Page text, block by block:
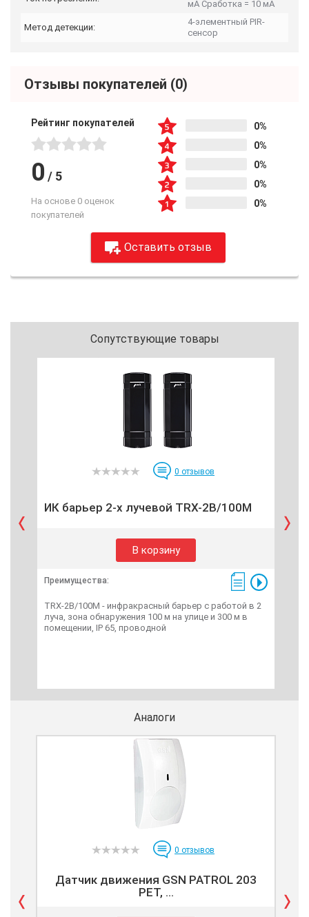
мА Сработка = 10 мА
Метод детекции:
4-элементный PIR-
сенсор
Отзывы покупателей (0)
Рейтинг покупателей
0 / 5
На основе 0 оценок
покупателей
0%
0%
0%
0%
0%
Оставить отзыв
Сопутствующие товары
0 отзывов
ИК барьер 2-х лучевой TRX-2B/100M
В корзину
Преимущества:
TRX-2B/100M - инфракрасный барьер с работой в 2
луча, зона обнаружения 100 м на улице и 300 м в
помещении, IP 65, проводной
Аналоги
0 отзывов
Датчик движения GSN PATROL 203
PET, ...